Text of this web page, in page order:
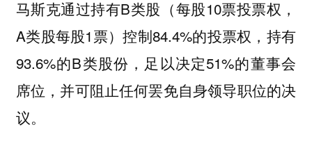
马斯克通过持有B类股（每股10票投票权，
A类股每股1票）控制84.4%的投票权，持有
93.6%的B类股份，足以决定51%的董事会
席位，并可阻止任何罢免自身领导职位的决
议。